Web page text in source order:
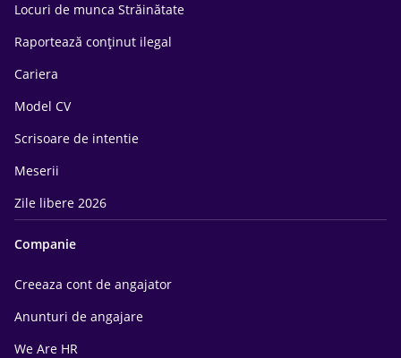
Locuri de munca Străinătate
Raportează conținut ilegal
Cariera
Model CV
Scrisoare de intentie
Meserii
Zile libere 2026
Companie
Creeaza cont de angajator
Anunturi de angajare
We Are HR